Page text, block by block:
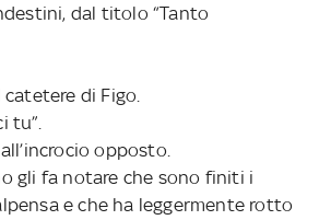
dal titolo “Tanto
di Figo.
tu”.
opposto.
gli fa notare che sono finiti i
e che ha leggermente rotto